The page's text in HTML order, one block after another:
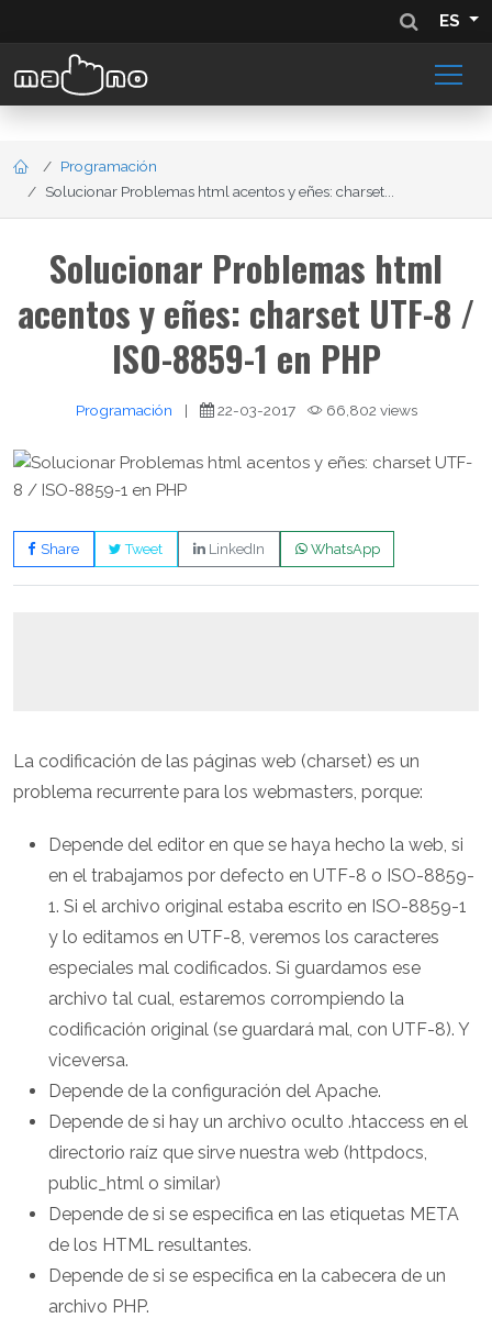
ES
Programación
Solucionar Problemas html acentos y eñes: charset...
Solucionar Problemas html
acentos y eñes: charset UTF-8 /
ISO-8859-1 en PHP
Programación | 22-03-2017 66,802 views
Share Tweet LinkedIn WhatsApp
La codificación de las páginas web (charset) es un
problema recurrente para los webmasters, porque:
Depende del editor en que se haya hecho la web, si
en el trabajamos por defecto en UTF-8 o ISO-8859-
1. Si el archivo original estaba escrito en ISO-8859-1
y lo editamos en UTF-8, veremos los caracteres
especiales mal codificados. Si guardamos ese
archivo tal cual, estaremos corrompiendo la
codificación original (se guardará mal, con UTF-8). Y
viceversa.
Depende de la configuración del Apache.
Depende de si hay un archivo oculto .htaccess en el
directorio raíz que sirve nuestra web (httpdocs,
public_html o similar)
Depende de si se especifica en las etiquetas META
de los HTML resultantes.
Depende de si se especifica en la cabecera de un
archivo PHP.